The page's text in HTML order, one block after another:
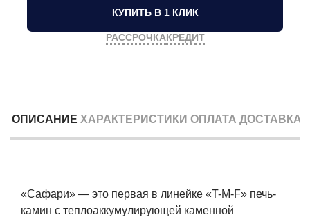
КУПИТЬ В 1 КЛИК
РАССРОЧКАКРЕДИТ
ОПИСАНИЕ ХАРАКТЕРИСТИКИ ОПЛАТА ДОСТАВКА
«Сафари» — это первая в линейке «T-M-F» печь-
камин с теплоаккумулирующей каменной